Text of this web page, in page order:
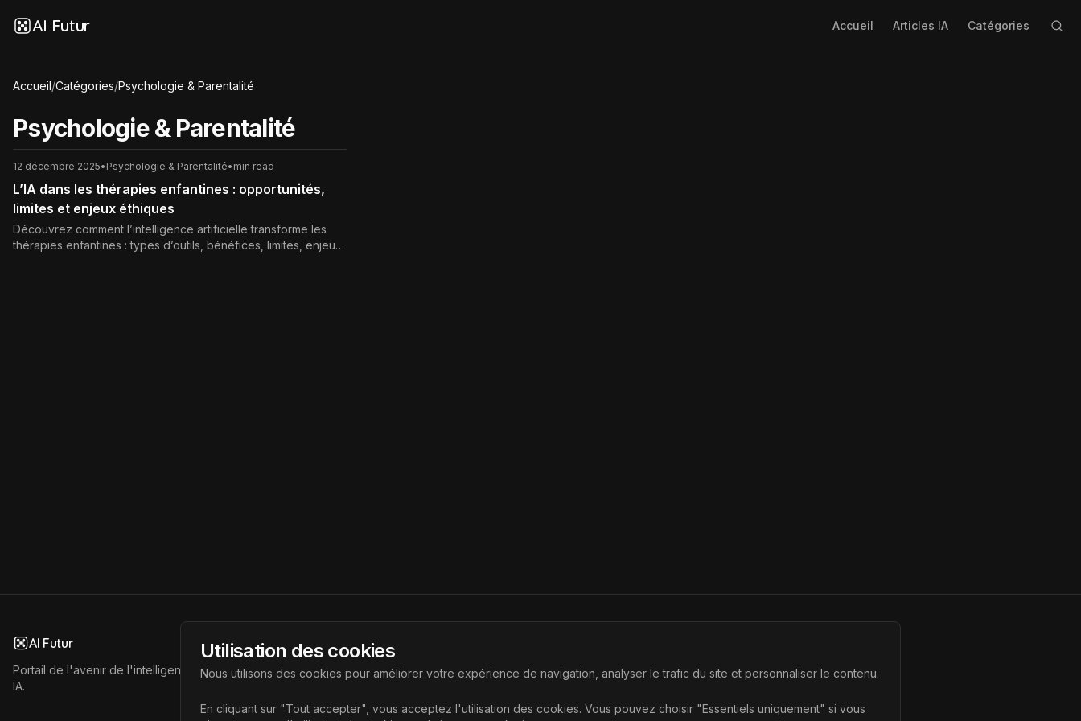
AI Futur Accueil Articles IA Catégories
Accueil/Catégories/Psychologie & Parentalité
Psychologie & Parentalité
12 décembre 2025• Psychologie & Parentalité• min read
L’IA dans les thérapies enfantines : opportunités,
limites et enjeux éthiques
Découvrez comment l’intelligence artificielle transforme les
thérapies enfantines : types d’outils, bénéfices, limites, enjeux
AI Futur
Portail de l'avenir de l'intelligence artificielle, vous aidant à découvrir les dernières technologies
IA.
Accueil
Catégories
Utilisation des cookies
Nous utilisons des cookies pour améliorer votre expérience de navigation, analyser le trafic du site et personnaliser le contenu.
En cliquant sur "Tout accepter", vous acceptez l'utilisation des cookies. Vous pouvez choisir "Essentiels uniquement" si vous